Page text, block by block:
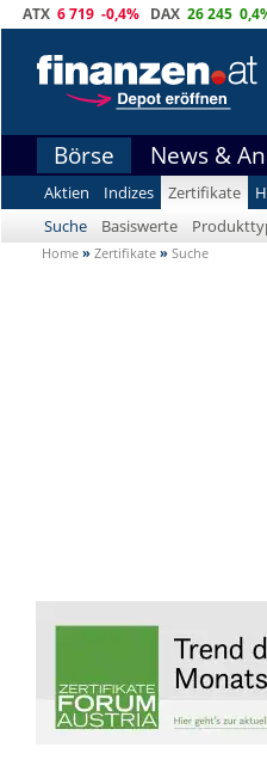
ATX 6 719 -0,4% DAX 26 245
Börse News &
Aktien Indizes Zertifikate
Suche
Basiswerte
Home » Zertifikate » Suche